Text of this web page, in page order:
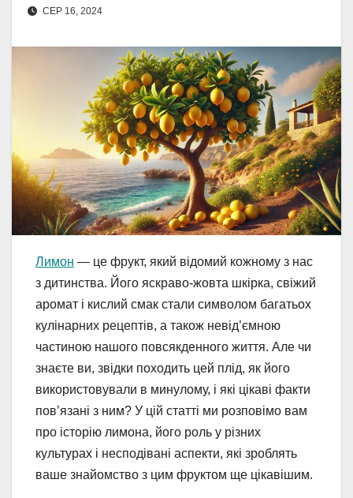
СЕР 16, 2024
Лимон — це фрукт, який відомий кожному з нас
з дитинства. Його яскраво-жовта шкірка, свіжий
аромат і кислий смак стали символом багатьох
кулінарних рецептів, а також невід’ємною
частиною нашого повсякденного життя. Але чи
знаєте ви, звідки походить цей плід, як його
використовували в минулому, і які цікаві факти
пов’язані з ним? У цій статті ми розповімо вам
про історію лимона, його роль у різних
культурах і несподівані аспекти, які зроблять
ваше знайомство з цим фруктом ще цікавішим.